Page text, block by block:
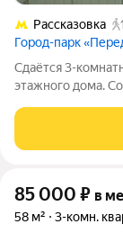
Рассказовка
Город-парк
Сдаётся 3-
этажного дома.
оплачиваются
детьми, можно с
85 000 ₽ в
58 м² 3-комн.